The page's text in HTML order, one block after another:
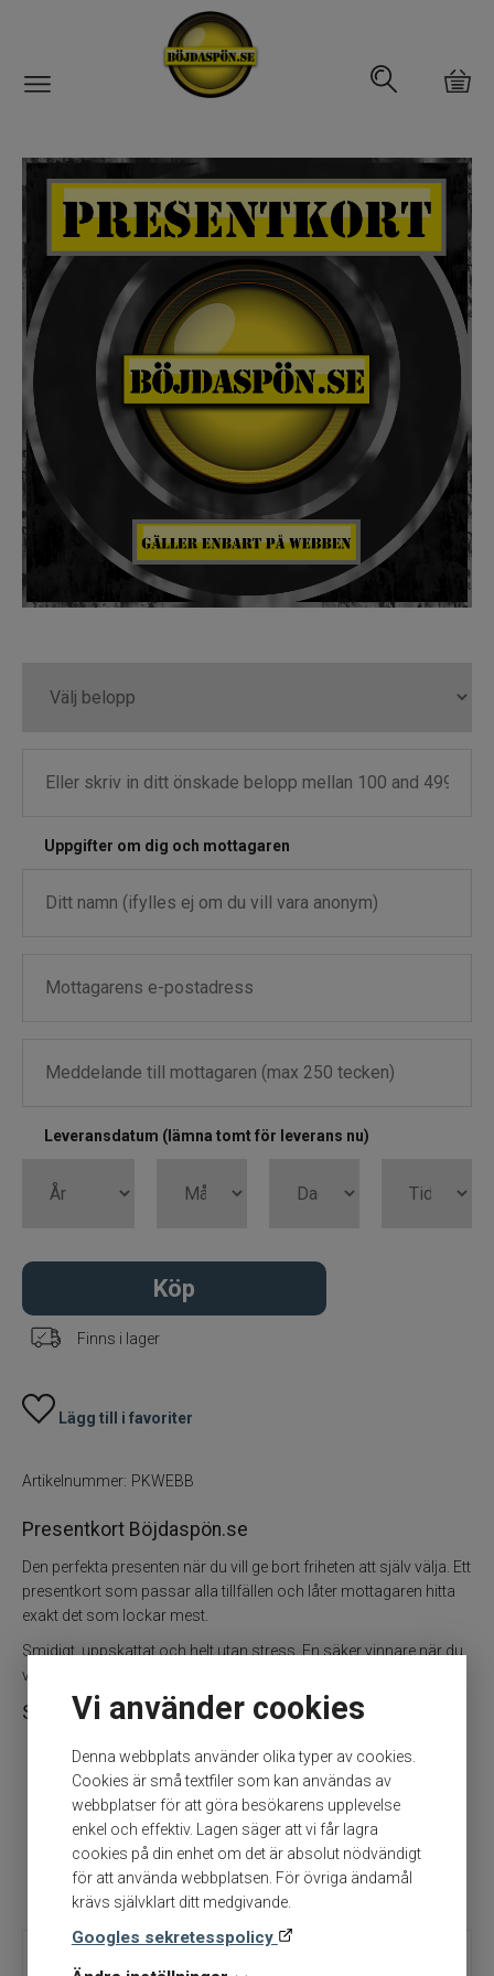
Vi använder cookies
Denna webbplats använder olika typer av cookies.
Cookies är små textfiler som kan användas av
webbplatser för att göra besökarens upplevelse
enkel och effektiv. Lagen säger att vi får lagra
cookies på din enhet om det är absolut nödvändigt
för att använda webbplatsen. För övriga ändamål
krävs självklart ditt medgivande.
Googles sekretesspolicy
Abborrfemman
Interfiske
Rullar
Spön
Fiskeset
Fiskedrag
Fiskelinor
Småplock
Förvaring
Verktyg
Rullvård
Spöhållare
Markörer
Mete
Övrigt
Flugbindning
Flugfiske
Vinterfiske
Kläder
Trolling
Specimenfiske
Varumärken
Uppgifter om dig och mottagaren
Leveransdatum (lämna tomt för leverans nu)
Köp
Finns i lager
Lägg till i favoriter
Artikelnummer: PKWEBB
Presentkort Böjdaspön.se
Den perfekta presenten när du vill ge bort friheten att själv välja. Ett
presentkort som passar alla tillfällen och låter mottagaren hitta
exakt det som lockar mest.
Smidigt, uppskattat och helt utan stress. En säker vinnare när du
vill ge något som verkligen används.
Snabba fördelar
Passar alla fiskare
Ingen risk för fel val
Flexibel och uppskattad present
Enkelt att ge bort
Perfekt för alla tillfällen